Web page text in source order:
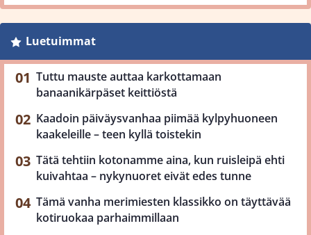
Luetuimmat
Tuttu mauste auttaa karkottamaan
banaanikärpäset keittiöstä
Kaadoin päiväysvanhaa piimää kylpyhuoneen
kaakeleille – teen kyllä toistekin
Tätä tehtiin kotonamme aina, kun ruisleipä ehti
kuivahtaa – nykynuoret eivät edes tunne
Tämä vanha merimiesten klassikko on täyttävää
kotiruokaa parhaimmillaan